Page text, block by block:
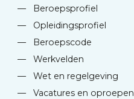
—
Beroepsprofiel
—
Opleidingsprofiel
—
Beroepscode
—
Werkvelden
—
Wet en regelgeving
—
Vacatures en oproepen